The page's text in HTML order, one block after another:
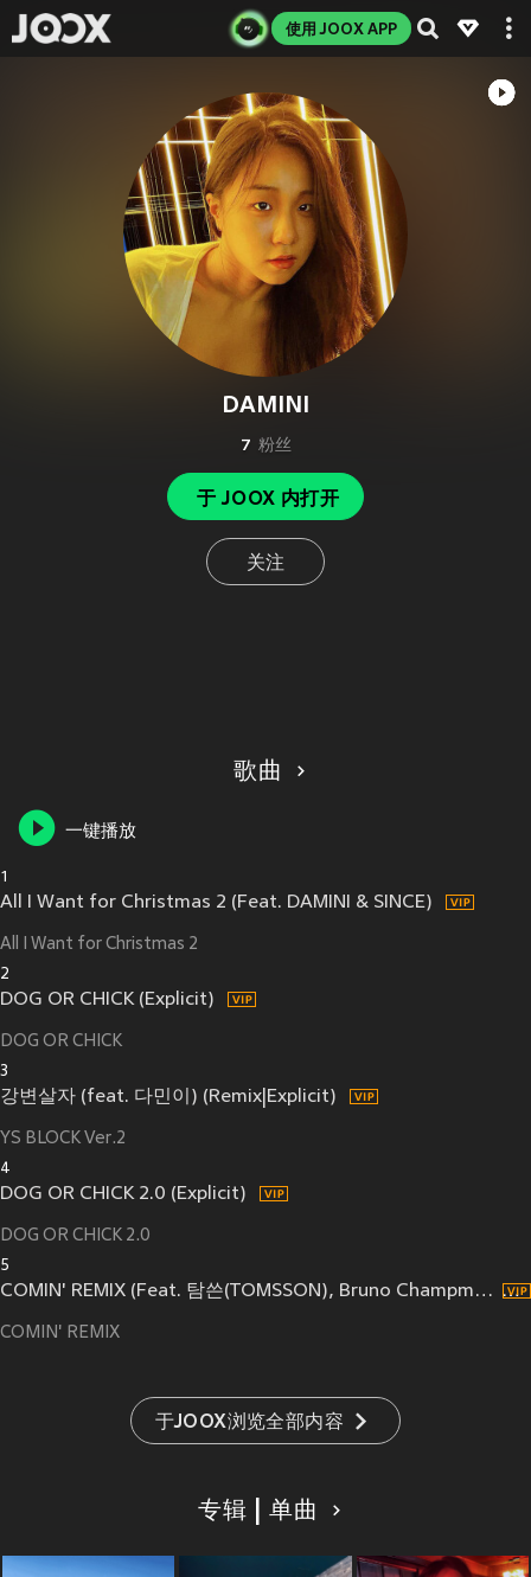
使用 JOOX APP
DAMINI
7 粉丝
于 JOOX 内打开
关注
歌曲
一键播放
1
All I Want for Christmas 2 (Feat. DAMINI & SINCE)
All I Want for Christmas 2
2
DOG OR CHICK (Explicit)
DOG OR CHICK
3
강변살자 (feat. 다민이) (Remix|Explicit)
YS BLOCK Ver.2
4
DOG OR CHICK 2.0 (Explicit)
DOG OR CHICK 2.0
5
COMIN' REMIX (Feat. 탐쓴(TOMSSON), Bruno Champman, MODO, 다민이(Damini), DJ Tiz)
COMIN' REMIX
于JOOX浏览全部内容
专辑 | 单曲